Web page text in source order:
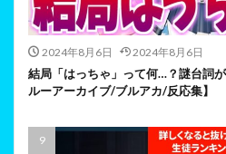
2024年8月6日 2024年8月6日
結局「はっちゃ」って何…？謎台詞
ルーアーカイブ/ブルアカ/反応集】